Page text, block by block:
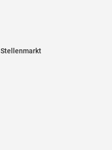
Stellenmarkt